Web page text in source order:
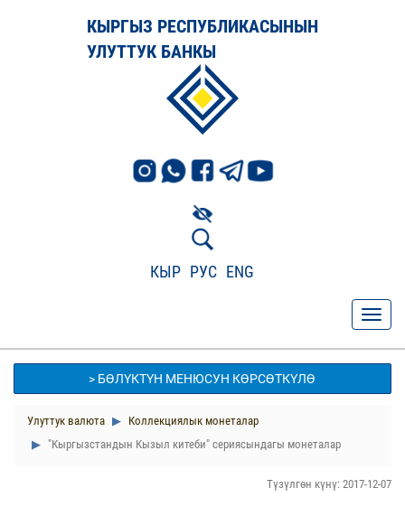
КЫРГЫЗ РЕСПУБЛИКАСЫНЫН
УЛУТТУК БАНКЫ
КЫР РУС ENG
> БӨЛҮКТҮН МЕНЮСУН КӨРСӨТКҮЛӨ
Улуттук валюта
Коллекциялык монеталар
"Кыргызстандын Кызыл китеби" сериясындагы монеталар
Түзүлгөн күнү: 2017-12-07